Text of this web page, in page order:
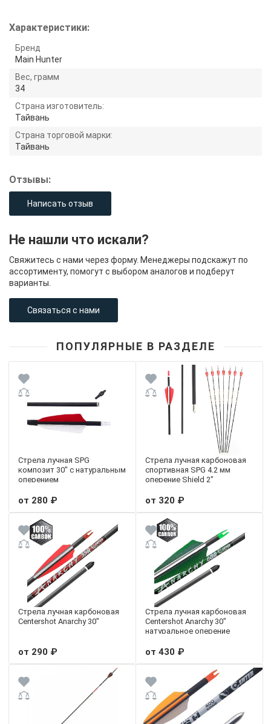
Характеристики:
Бренд
Main Hunter
Вес, грамм
34
Страна изготовитель:
Тайвань
Страна торговой марки:
Тайвань
Отзывы:
Написать отзыв
Не нашли что искали?
Свяжитесь с нами через форму. Менеджеры подскажут по
ассортименту, помогут с выбором аналогов и подберут
варианты.
Связаться с нами
ПОПУЛЯРНЫЕ В РАЗДЕЛЕ
Стрела лучная SPG
композит 30" с натуральным
оперением
от 280 ₽
Стрела лучная карбоновая
спортивная SPG 4.2 мм
оперение Shield 2"
от 320 ₽
Стрела лучная карбоновая
Centershot Anarchy 30"
от 290 ₽
Стрела лучная карбоновая
Centershot Anarchy 30"
натуральное оперение
от 430 ₽